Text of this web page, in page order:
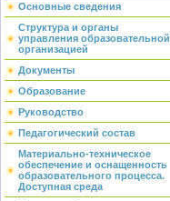
Основные сведения
Структура и органы
управления образовательной
организацией
Документы
Образование
Руководство
Педагогический состав
Материально-техническое
обеспечение и оснащенность
образовательного процесса.
Доступная среда